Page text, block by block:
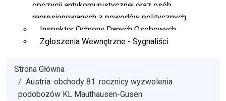
opozycji antykomunistycznej oraz osób
represjonowanych z powodów politycznych
Inspektor Ochrony Danych Osobowych
Zgłoszenia Wewnętrzne - Sygnaliści
Strona Główna
Austria: obchody 81. rocznicy wyzwolenia
podobozów KL Mauthausen-Gusen